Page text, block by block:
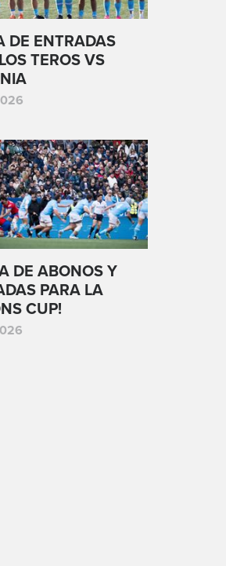
DE ENTRADAS
TEROS VS
DE ABONOS Y
PARA LA
CUP!